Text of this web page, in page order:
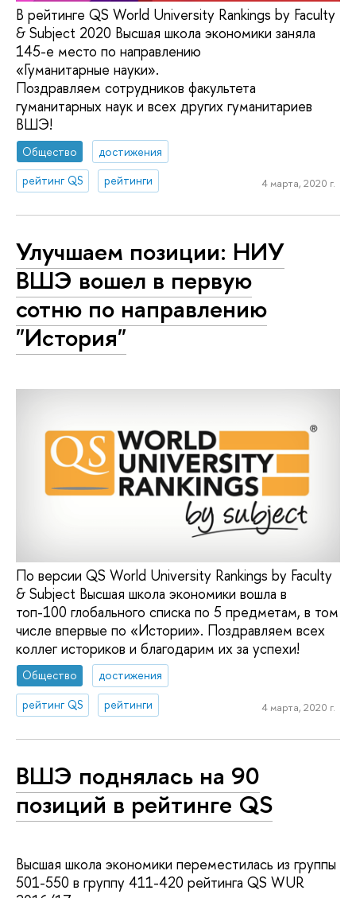
В рейтинге QS World University Rankings by Faculty
& Subject 2020 Высшая школа экономики заняла
145-е место по направлению
«Гуманитарные науки».
Поздравляем сотрудников факультета
гуманитарных наук и всех других гуманитариев
ВШЭ!
Общество
достижения
рейтинг QS
рейтинги 4 марта, 2020 г.
Улучшаем позиции: НИУ
ВШЭ вошел в первую
сотню по направлению
"История"
По версии QS World University Rankings by Faculty
& Subject Высшая школа экономики вошла в
топ-100 глобального списка по 5 предметам, в том
числе впервые по «Истории». Поздравляем всех
коллег историков и благодарим их за успехи!
Общество
достижения
рейтинг QS
рейтинги 4 марта, 2020 г.
ВШЭ поднялась на 90
позиций в рейтинге QS
Высшая школа экономики переместилась из группы
501-550 в группу 411-420 рейтинга QS WUR